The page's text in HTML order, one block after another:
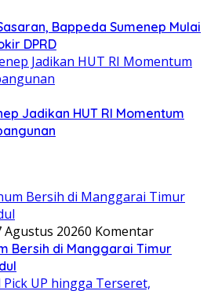
Bappeda Sumenep Mulai
DPRD
Jadikan HUT RI Momentum
Agustus 20260 Komentar
Bersih di Manggarai Timur